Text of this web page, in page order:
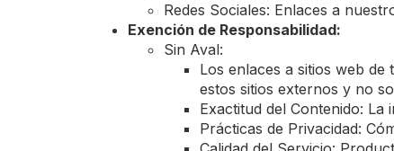
Redes Sociales: Enlaces a
Exención de Responsabilidad:
Sin Aval:
Los enlaces a sitios web
estos sitios externos y no
Exactitud del Contenido:
Prácticas de Privacidad: